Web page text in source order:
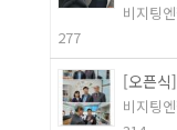
비지팅
277
[오픈식
비지팅